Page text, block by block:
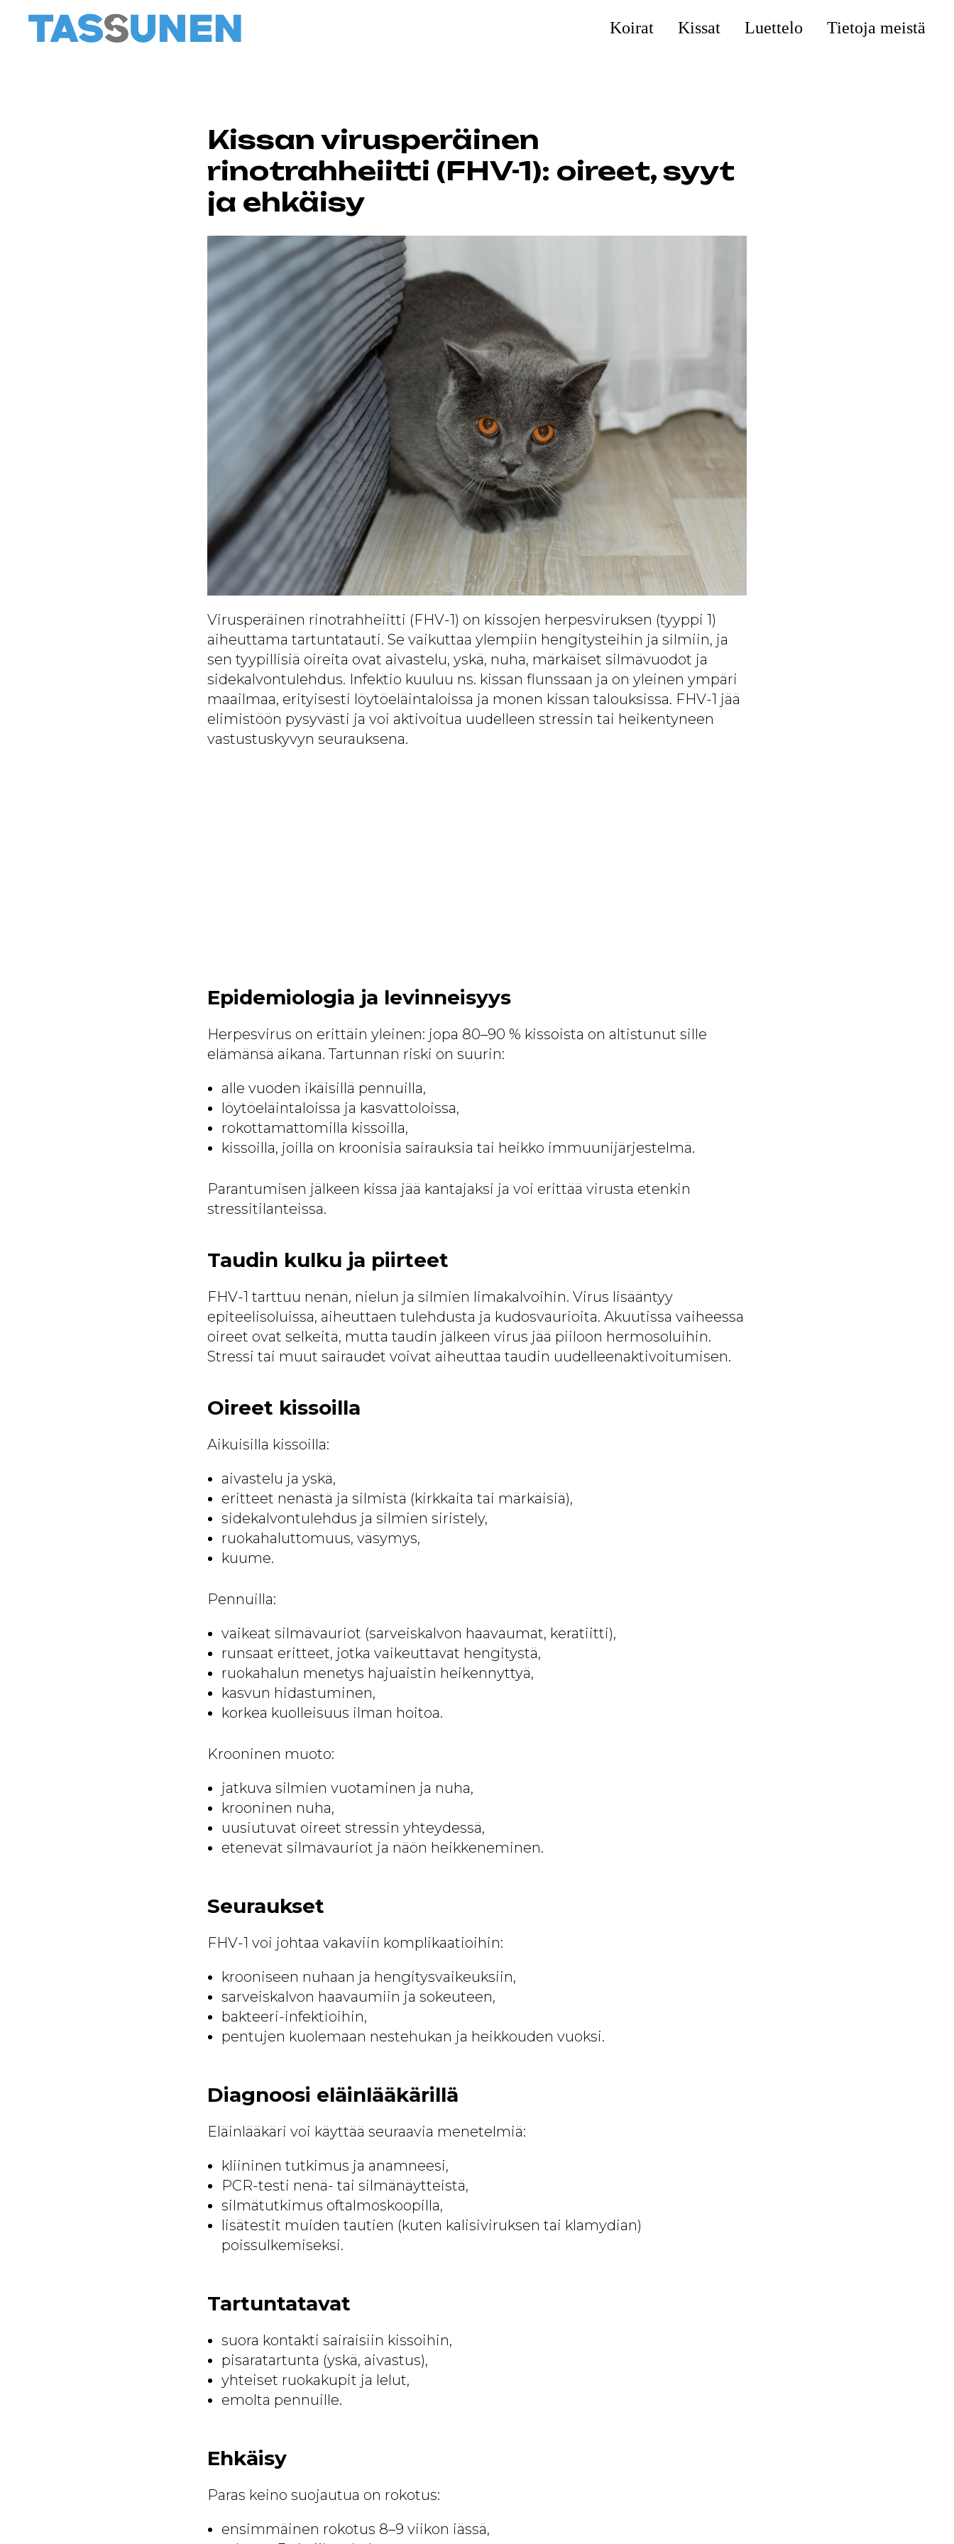
Koirat Kissat Luettelo Tietoja meistä
Kissan virusperäinen
rinotrahheiitti (FHV-1): oireet, syyt
ja ehkäisy
Virusperäinen rinotrahheiitti (FHV-1) on kissojen herpesviruksen (tyyppi 1)
aiheuttama tartuntatauti. Se vaikuttaa ylempiin hengitysteihin ja silmiin, ja
sen tyypillisiä oireita ovat aivastelu, yskä, nuha, märkäiset silmävuodot ja
sidekalvontulehdus. Infektio kuuluu ns. kissan flunssaan ja on yleinen ympäri
maailmaa, erityisesti löytöeläintaloissa ja monen kissan talouksissa. FHV-1 jää
elimistöön pysyvästi ja voi aktivoitua uudelleen stressin tai heikentyneen
vastustuskyvyn seurauksena.
Epidemiologia ja levinneisyys
Herpesvirus on erittäin yleinen: jopa 80–90 % kissoista on altistunut sille
elämänsä aikana. Tartunnan riski on suurin:
alle vuoden ikäisillä pennuilla,
löytöeläintaloissa ja kasvattoloissa,
rokottamattomilla kissoilla,
kissoilla, joilla on kroonisia sairauksia tai heikko immuunijärjestelmä.
Parantumisen jälkeen kissa jää kantajaksi ja voi erittää virusta etenkin
stressitilanteissa.
Taudin kulku ja piirteet
FHV-1 tarttuu nenän, nielun ja silmien limakalvoihin. Virus lisääntyy
epiteelisoluissa, aiheuttaen tulehdusta ja kudosvaurioita. Akuutissa vaiheessa
oireet ovat selkeitä, mutta taudin jälkeen virus jää piiloon hermosoluihin.
Stressi tai muut sairaudet voivat aiheuttaa taudin uudelleenaktivoitumisen.
Oireet kissoilla
Aikuisilla kissoilla:
aivastelu ja yskä,
eritteet nenästä ja silmistä (kirkkaita tai märkäisiä),
sidekalvontulehdus ja silmien siristely,
ruokahaluttomuus, väsymys,
kuume.
Pennuilla:
vaikeat silmävauriot (sarveiskalvon haavaumat, keratiitti),
runsaat eritteet, jotka vaikeuttavat hengitystä,
ruokahalun menetys hajuaistin heikennyttyä,
kasvun hidastuminen,
korkea kuolleisuus ilman hoitoa.
Krooninen muoto:
jatkuva silmien vuotaminen ja nuha,
krooninen nuha,
uusiutuvat oireet stressin yhteydessä,
etenevät silmävauriot ja näön heikkeneminen.
Seuraukset
FHV-1 voi johtaa vakaviin komplikaatioihin:
krooniseen nuhaan ja hengitysvaikeuksiin,
sarveiskalvon haavaumiin ja sokeuteen,
bakteeri-infektioihin,
pentujen kuolemaan nestehukan ja heikkouden vuoksi.
Diagnoosi eläinlääkärillä
Eläinlääkäri voi käyttää seuraavia menetelmiä:
kliininen tutkimus ja anamneesi,
PCR-testi nenä- tai silmänäytteistä,
silmätutkimus oftalmoskoopilla,
lisätestit muiden tautien (kuten kalisiviruksen tai klamydian)
poissulkemiseksi.
Tartuntatavat
suora kontakti sairaisiin kissoihin,
pisaratartunta (yskä, aivastus),
yhteiset ruokakupit ja lelut,
emolta pennuille.
Ehkäisy
Paras keino suojautua on rokotus:
ensimmäinen rokotus 8–9 viikon iässä,